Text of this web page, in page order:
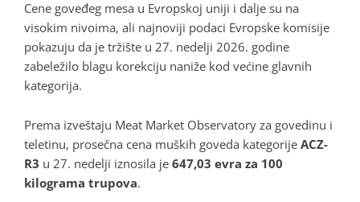
Cene goveđeg mesa u Evropskoj uniji i dalje su na
visokim nivoima, ali najnoviji podaci Evropske komisije
pokazuju da je tržište u 27. nedelji 2026. godine
zabeležilo blagu korekciju naniže kod većine glavnih
kategorija.
Prema izveštaju Meat Market Observatory za govedinu i
teletinu, prosečna cena muških goveda kategorije ACZ-
R3 u 27. nedelji iznosila je 647,03 evra za 100
kilograma trupova.